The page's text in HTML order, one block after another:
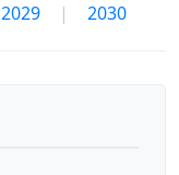
2029 | 2030